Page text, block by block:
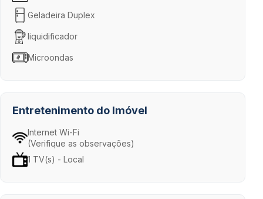
Geladeira Duplex
liquidificador
Microondas
Entretenimento do Imóvel
Internet Wi-Fi
(Verifique as observações)
1 TV(s) - Local